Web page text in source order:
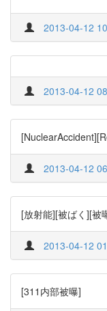
2013-04-12
2013-04-12
2013-04-12
[放射能][被ばく][被
2013-04-12
[311内部被曝]